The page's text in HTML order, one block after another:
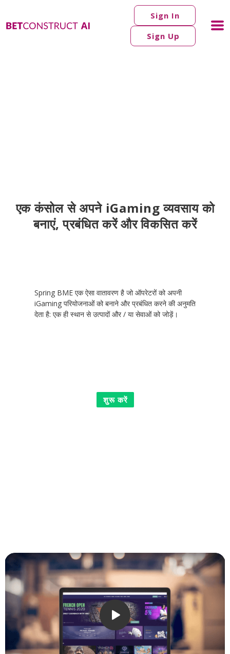
Sign In
Sign Up
एक कंसोल से अपने iGaming व्यवसाय को
बनाएं, प्रबंधित करें और विकसित करें
Spring BME एक ऐसा वातावरण है जो ऑपरेटरों को अपनी
iGaming परियोजनाओं को बनाने और प्रबंधित करने की अनुमति
देता है: एक ही स्थान से उत्पादों और / या सेवाओं को जोड़ें।
शुरू करें